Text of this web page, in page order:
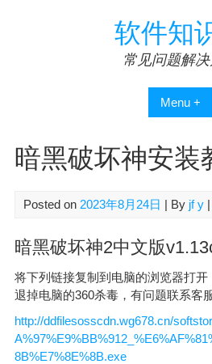
软件知
常见问题解
Menu +
暗黑破坏神安装
Posted on 2023年8月24日 | By jf y|
暗黑破坏神2中文版
将下列链接复制到电脑的浏览器打
退掉电脑的360杀毒，有问题联系客
http://ddfilesosscdn.wg678.cn/
8B%E7%8E%8B.exe